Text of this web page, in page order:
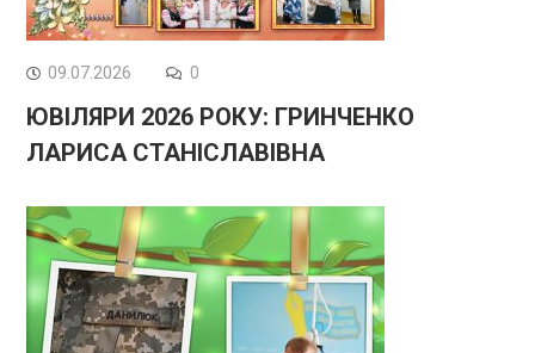
09.07.2026 0
ЮВІЛЯРИ 2026 РОКУ: ГРИНЧЕНКО
ЛАРИСА СТАНІСЛАВІВНА